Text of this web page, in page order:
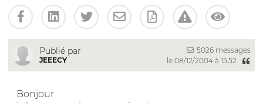
Publié par
JEEECY
5026 messages
le 08/12/2004 à 15:52
Bonjour